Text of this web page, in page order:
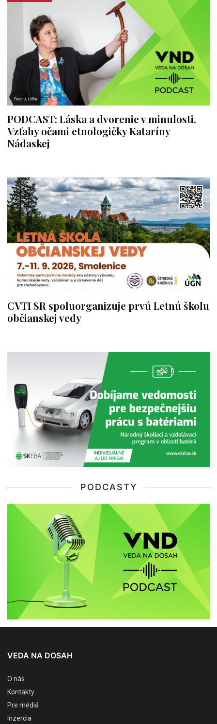
PODCAST: Láska a dvorenie v minulosti.
Vzťahy očami etnologičky Kataríny
Nádaskej
CVTI SR spoluorganizuje prvú Letnú školu
občianskej vedy
PODCASTY
VEDA NA DOSAH
O nás
Kontakty
Pre médiá
Inzercia